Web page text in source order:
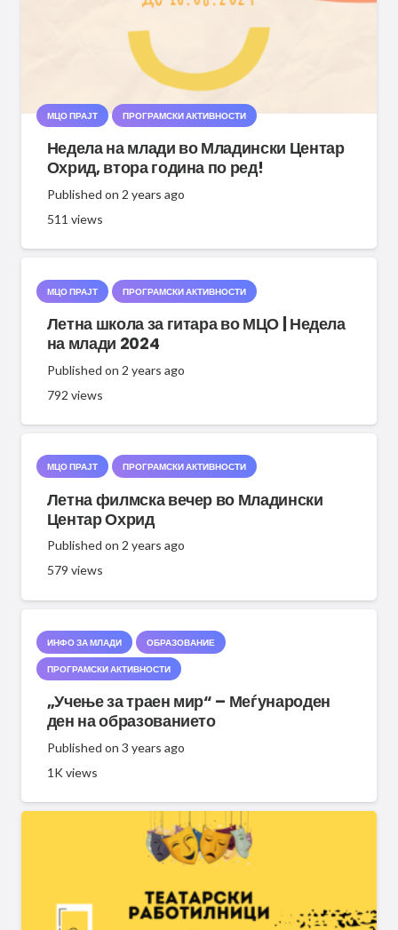
МЦО ПРАЈТ ПРОГРАМСКИ АКТИВНОСТИ
Недела на млади во Младински Центар
Охрид, втора година по ред!
Published on 2 years ago
511 views
МЦО ПРАЈТ ПРОГРАМСКИ АКТИВНОСТИ
Летна школа за гитара во МЦО | Недела
на млади 2024
Published on 2 years ago
792 views
МЦО ПРАЈТ ПРОГРАМСКИ АКТИВНОСТИ
Летна филмска вечер во Младински
Центар Охрид
Published on 2 years ago
579 views
ИНФО ЗА МЛАДИ ОБРАЗОВАНИЕ
ПРОГРАМСКИ АКТИВНОСТИ
„Учење за траен мир“ – Меѓународен
ден на образованието
Published on 3 years ago
1Kviews